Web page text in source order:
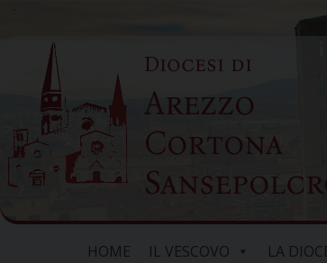
content
Diocesi di
Arezzo
Cortona
HOME IL VESCOVO LA